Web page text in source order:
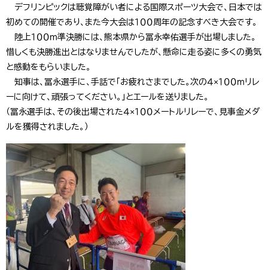
デフリンピックは聴覚障がい者による国際スポーツ大会で、日本では
初めての開催であり、また今大会は１００周年の記念すべき大会です。
陸上１００ｍ準決勝には、熊本県から冨永幸佑選手が出場しました。
惜しくも決勝進出とはなりませんでしたが、懸命に走る姿に多くの勇気
と感動をもらいました。
知事は、冨永選手に、手話で「お疲れさまでした。次の４×１００ｍリレ
ーに向けて、頑張ってください。」とエールを送りました。
（冨永選手は、その後出場された４×１００メートルリレーで、見事金メダ
ルを獲得されました。）